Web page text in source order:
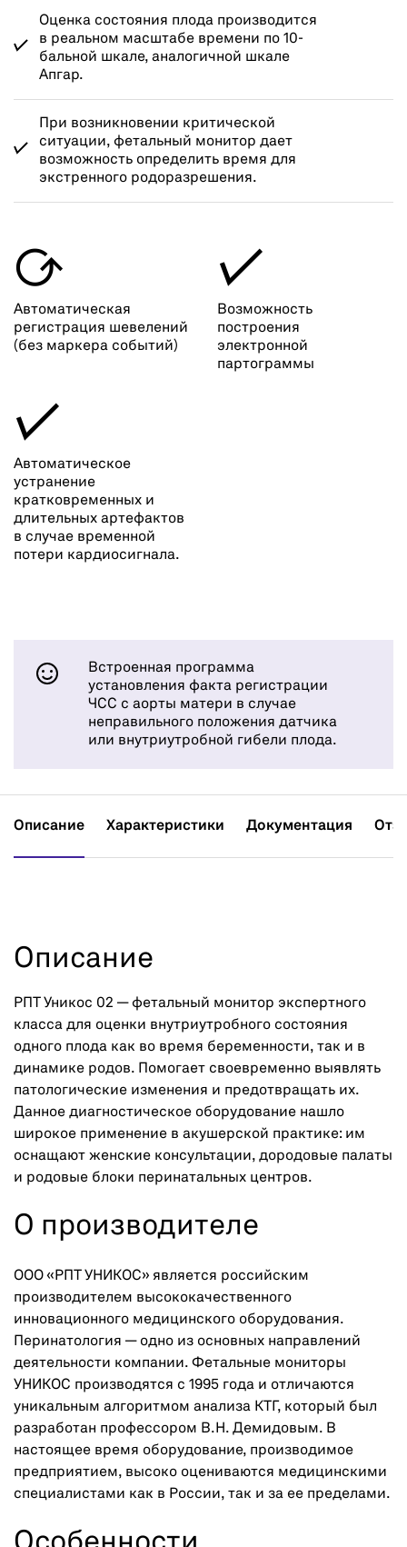
Оценка состояния плода производится
в реальном масштабе времени по 10-
бальной шкале, аналогичной шкале
Апгар.
При возникновении критической
ситуации, фетальный монитор дает
возможность определить время для
экстренного родоразрешения.

Автоматическая
регистрация шевелений
(без маркера событий)
✓
Возможность
построения
электронной
партограммы
✓
Автоматическое
устранение
кратковременных и
длительных артефактов
в случае временной
потери кардиосигнала.
Встроенная программа
установления факта регистрации
ЧСС с аорты матери в случае
неправильного положения датчика
или внутриутробной гибели плода.
Описание Характеристики Документация
Описание
РПТ Уникос 02 — фетальный монитор экспертного
класса для оценки внутриутробного состояния
одного плода как во время беременности, так и в
динамике родов. Помогает своевременно выявлять
патологические изменения и предотвращать их.
Данное диагностическое оборудование нашло
широкое применение в акушерской практике: им
оснащают женские консультации, дородовые палаты
и родовые блоки перинатальных центров.
О производителе
ООО «РПТ УНИКОС» является российским
производителем высококачественного
инновационного медицинского оборудования.
Перинатология — одно из основных направлений
деятельности компании. Фетальные мониторы
УНИКОС производятся с 1995 года и отличаются
уникальным алгоритмом анализа КТГ, который был
разработан профессором В.Н. Демидовым. В
настоящее время оборудование, производимое
предприятием, высоко оцениваются медицинскими
специалистами как в России, так и за ее пределами.